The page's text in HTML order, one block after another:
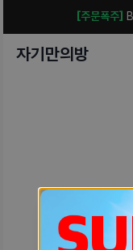
[주문폭주]
자기만의방